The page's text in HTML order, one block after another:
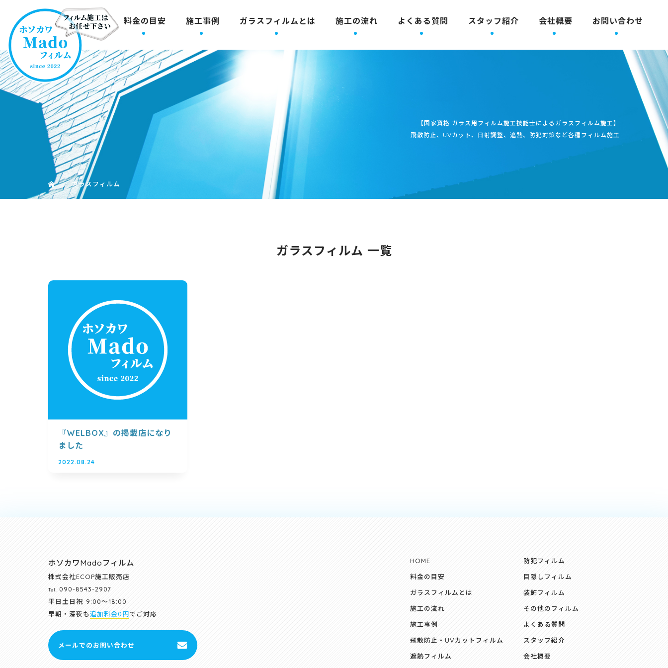
料金の目安 施工事例 ガラスフィルムとは 施工の流れ よくある質問 スタッフ紹介 会社概要 お問い合わせ
【国家資格 ガラス用フィルム施工技能士によるガラスフィルム施工】
飛散防止、UVカット、日射調整、遮熱、防犯対策など各種フィルム施工
ガラスフィルム
ガラスフィルム 一覧
『WELBOX』の掲載店になり
ました
2022.08.24
ホソカワMadoフィルム
株式会社ECOP施工販売店
Tel.
090-8543-2907
平日土日祝 9:00～18:00
早朝・深夜も追加料金0円でご対応
メールでのお問い合わせ
HOME
料金の目安
ガラスフィルムとは
施工の流れ
施工事例
飛散防止・UVカットフィルム
遮熱フィルム
防犯フィルム
目隠しフィルム
装飾フィルム
その他のフィルム
よくある質問
スタッフ紹介
会社概要